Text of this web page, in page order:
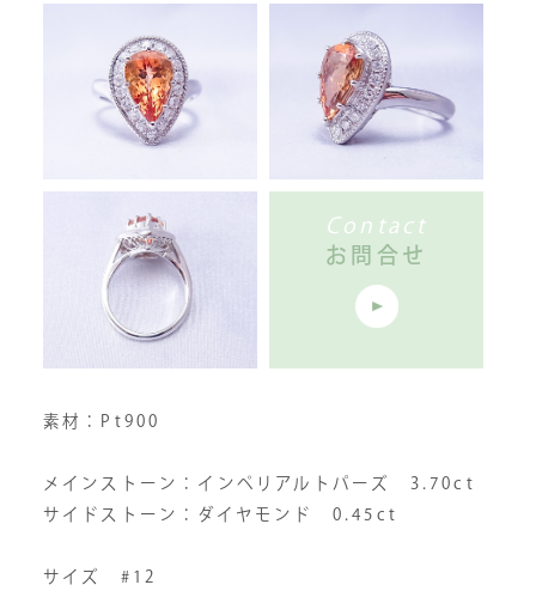
素材：Pt900
メインストーン：インペリアルトパーズ 3.70ct
サイドストーン：ダイヤモンド 0.45ct
サイズ #12
Contact
お問合せ